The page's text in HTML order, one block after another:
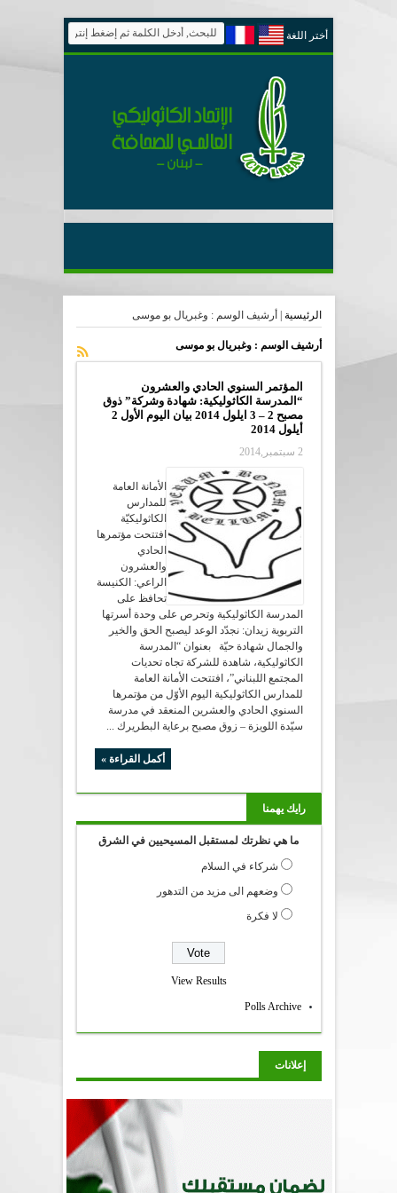
أختر اللغة
الرئيسية أرشيف الوسم : وغبريال بو موسى
أرشيف الوسم :وغبريال بو موسى
المؤتمر السنوي الحادي والعشرون
“المدرسة الكاثوليكية: شهادة وشركة” ذوق
مصبح 2 – 3 ايلول 2014 بيان اليوم الأول 2
أيلول 2014
2 سبتمبر,2014
الأمانة العامة
للمدارس
الكاثوليكيّة
افتتحت مؤتمرها
الحادي
والعشرون
الراعي: الكنيسة
تحافظ على
المدرسة الكاثوليكية وتحرص على وحدة أسرتها
التربوية زيدان: نجدّد الوعد ليصبح الحق والخير
والجمال شهادة حيّة بعنوان “المدرسة
الكاثوليكية، شاهدة للشركة تجاه تحديات
المجتمع اللبناني”، افتتحت الأمانة العامة
للمدارس الكاثوليكية اليوم الأوّل من مؤتمرها
السنوي الحادي والعشرين المنعقد في مدرسة
سيّدة اللويزة – زوق مصبح برعاية البطريرك ...
أكمل القراءة »
رايك يهمنا
ما هي نظرتك لمستقبل المسيحيين في الشرق
شركاء في السلام
وضعهم الى مزيد من التدهور
لا فكرة
View Results
Polls Archive
إعلانات